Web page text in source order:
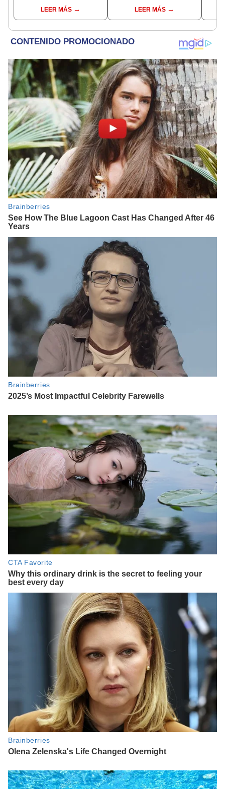
de gruposLEER MÁS
"Ojalá puedas volver
pronto a tu casa"
LEER MÁS